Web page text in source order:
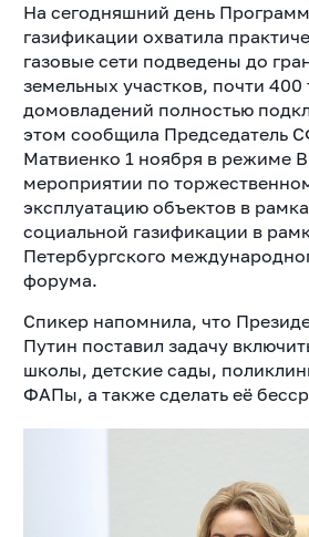
На сегодняшний день
газификации охватила
газовые сети подведены до
земельных участков, почти 400
домовладений полностью
этом сообщила Председатель
Матвиенко 1 ноября в режиме
мероприятии по
эксплуатацию объектов в
социальной газификации в
Петербургского
форума.
Спикер напомнила, что
Путин поставил задачу
школы, детские сады,
ФАПы, а также сделать её